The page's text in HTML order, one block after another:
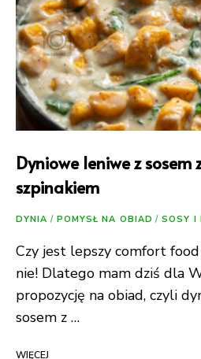
Dyniowe leniwe z sosem
szpinakiem
DYNIA / POMYSŁ NA OBIAD / SOSY I
Czy jest lepszy comfort
nie! Dlatego mam dziś dla
propozycję na obiad, czyli
sosem z …
WIĘCEJ